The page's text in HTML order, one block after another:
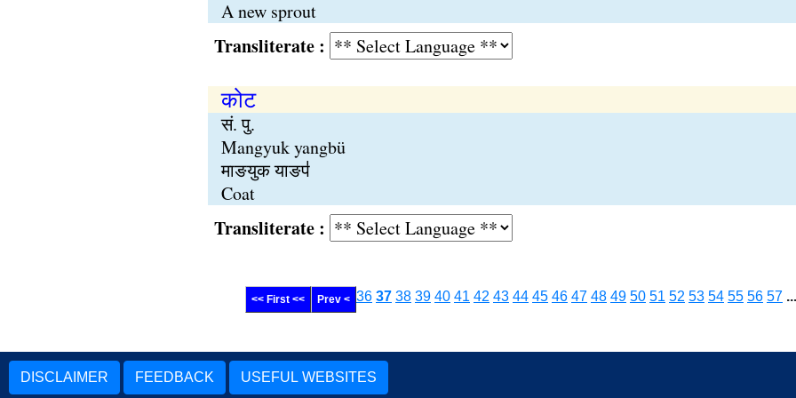
A new sprout
Transliterate :
कोट
सं. पु.
Mangyuk yangbü
माङयुक याङप॑
Coat
Transliterate :
<< First << Prev < 36 37 38 39 40 41 42 43 44 45 46 47 48 49 50 51 52 53 54 55 56 57
DISCLAIMER FEEDBACK USEFUL WEBSITES